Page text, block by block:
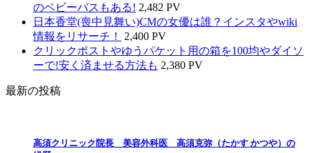
のベビーバスもある! 2,482 PV
日本香堂(喪中見舞い)CMの女優は誰？インスタやwiki
情報をリサーチ！
2,400 PV
クリックポストやゆうパケット用の箱を100均やダイソ
ーで!安く済ませる方法も 2,380 PV
最新の投稿
高須クリニック院長 美容外科医 高須克弥（たかす かつや）の